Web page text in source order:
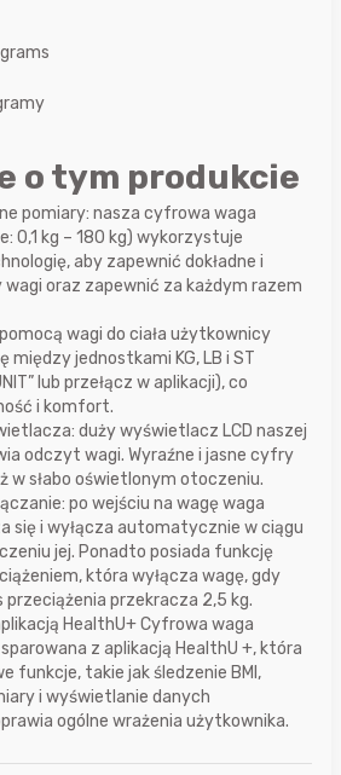
o tym produkcie
pomiary: nasza cyfrowa waga
0,1 kg – 180 kg) wykorzystuje
aby zapewnić dokładne i
oraz zapewnić za każdym razem
wagi do ciała użytkownicy
między jednostkami KG, LB i ST
lub przełącz w aplikacji), co
i komfort.
duży wyświetlacz LCD naszej
odczyt wagi. Wyraźne i jasne cyfry
w słabo oświetlonym otoczeniu.
po wejściu na wagę waga
się i wyłącza automatycznie w ciągu
jej. Ponadto posiada funkcję
która wyłącza wagę, gdy
przekracza 2,5 kg.
HealthU+ Cyfrowa waga
z aplikacją HealthU +, która
funkcje, takie jak śledzenie BMI,
i wyświetlanie danych
ogólne wrażenia użytkownika.